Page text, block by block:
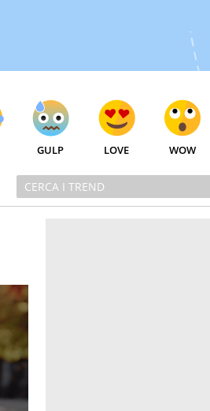
GULP LOVE WOW